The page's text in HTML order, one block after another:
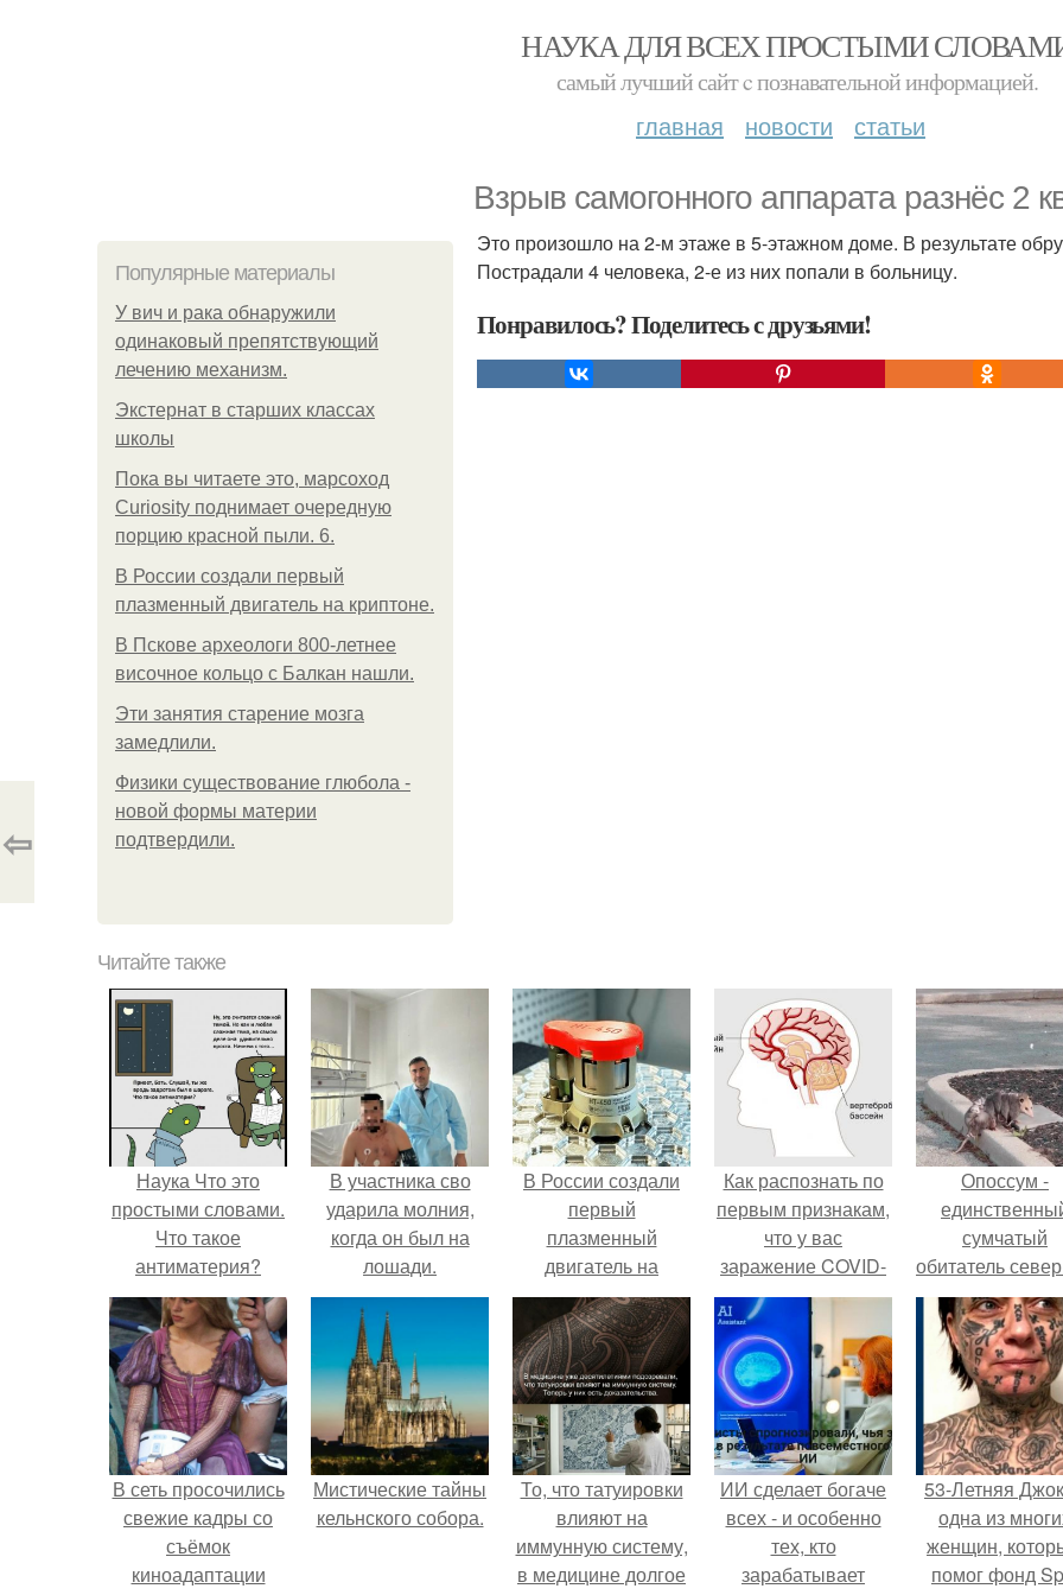
НАУКА ДЛЯ ВСЕХ ПРОСТЫМИ
самый лучший сайт c познавательной информацией.
главная новости статьи
Взрыв самогонного аппарата разнёс 2
Популярные материалы
У вич и рака обнаружили
одинаковый препятствующий
лечению механизм.
Экстернат в старших классах
школы
Пока вы читаете это, марсоход
Curiosity поднимает очередную
порцию красной пыли. 6.
В России создали первый
плазменный двигатель на криптоне.
В Пскове археологи 800-летнее
височное кольцо с Балкан нашли.
Эти занятия старение мозга
замедлили.
Физики существование глюбола -
новой формы материи
подтвердили.
Это произошло на 2-м этаже в 5-этажном доме. В результате
Пострадали 4 человека, 2-е из них попали в больницу.
Понравилось? Поделитесь с друзьями!
⇦
Читайте также
Наука Что это
простыми словами.
Что такое
антиматерия?
В участника сво
ударила молния,
когда он был на
лошади.
В России создали
первый
плазменный
двигатель на
криптоне.
Как распознать по
первым признакам,
что у вас
заражение COVID-
19
Опоссум -
сумчатый
обитатель
америки.
В сеть просочились
свежие кадры со
съёмок
киноадаптации
Мистические тайны
кельнского собора.
То, что татуировки
влияют на
иммунную систему,
в медицине долгое
ИИ сделает богаче
всех - и особенно
тех, кто
зарабатывает
53-Летняя
одна из
женщин,
помог фонд